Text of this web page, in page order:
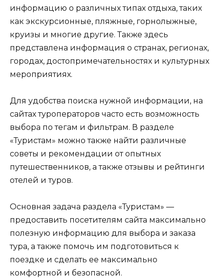
информацию о различных типах отдыха, таких
как экскурсионные, пляжные, горнолыжные,
круизы и многие другие. Также здесь
представлена информация о странах, регионах,
городах, достопримечательностях и культурных
мероприятиях.
Для удобства поиска нужной информации, на
сайтах туроператоров часто есть возможность
выбора по тегам и фильтрам. В разделе
«Туристам» можно также найти различные
советы и рекомендации от опытных
путешественников, а также отзывы и рейтинги
отелей и туров.
Основная задача раздела «Туристам» —
предоставить посетителям сайта максимально
полезную информацию для выбора и заказа
тура, а также помочь им подготовиться к
поездке и сделать ее максимально
комфортной и безопасной.